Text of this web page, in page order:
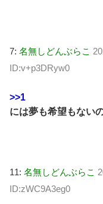
7: 名無しどんぶらこ
ID:v+p3DRyw0
>>1
には夢も希望もない
11: 名無しどんぶらこ
ID:zWC9A3eg0